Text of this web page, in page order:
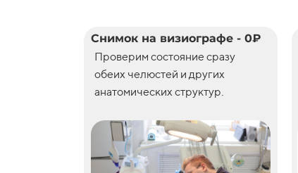
Снимок на визиографе - 0₽
Проверим состояние сразу
обеих челюстей и других
анатомических структур.